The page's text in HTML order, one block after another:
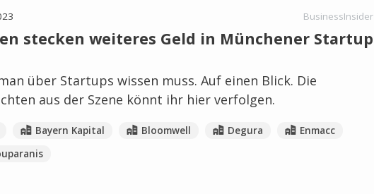
BusinessInsider
stecken weiteres Geld in Münchener Startup
über Startups wissen muss. Auf einen Blick. Die
aus der Szene könnt ihr hier verfolgen.
Bayern Kapital Bloomwell Degura
Enmacc